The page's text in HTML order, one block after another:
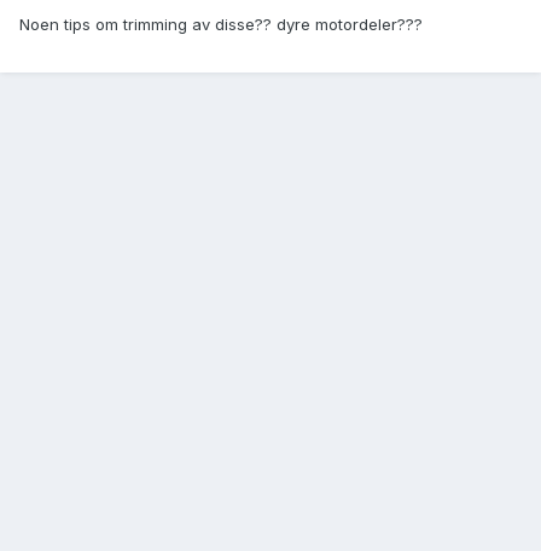
Noen tips om trimming av disse?? dyre motordeler???